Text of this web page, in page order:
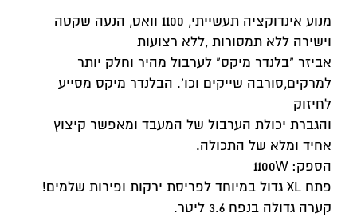
מנוע אינדוקציה תעשייתי, 1100 וואט, הנעה שקטה
וישירה ללא תמסורות ,ללא רצועות
אביזר "בלנדר מיקס" לערבול מהיר וחלק יותר
למרקים,סורבה שייקים וכו'. הבלנדר מיקס מסייע
לחיזוק
והגברת יכולת הערבול של המעבד ומאפשר קיצוץ
אחיד ומלא של התכולה.
הספק: 1100W
פתח XL גדול במיוחד לפריסת ירקות ופירות שלמים!
קערה גדולה בנפח 3.6 ליטר.